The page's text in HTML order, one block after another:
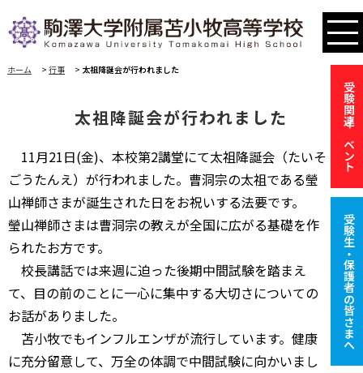
受験関連イベント
受験生・保護者の皆さまへ
ホーム > 行事 > 太祖降誕会が行われました
太祖降誕会が行われました
11月21日(金)、本校第2講堂にて太祖降誕会（たいそ
ごうたんえ）が行われました。曹洞宗の太祖である瑩
山禅師さまが誕生された日をお祝いする法要です。
瑩山禅師さまは曹洞宗の教えが全国に広がる基礎を作
られたお方です。
校長講話では来週に迫った後期中間試験を踏まえ
て、目の前のことに一心に集中する大切さについての
お話がありました。
苫小牧でもインフルエンザが流行しています。健康
に充分留意して、万全の体調で中間試験に向かいまし